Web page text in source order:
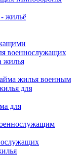
жильё
военнослужащих
жилья
жилья военным
для
для